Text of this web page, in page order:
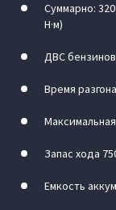
Суммарно: 320
Н·м)
ДВС
Время
Запас хода
Емкость